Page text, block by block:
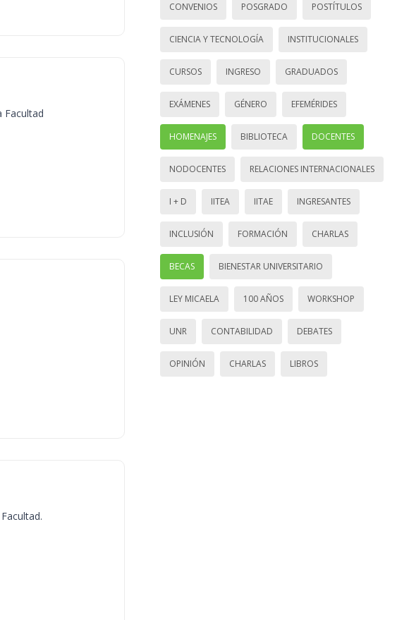
Facultad
CONVENIOS POSGRADO POSTÍTULOS
CIENCIA Y TECNOLOGÍA INSTITUCIONALES
CURSOS INGRESO GRADUADOS
EXÁMENES GÉNERO EFEMÉRIDES
HOMENAJES BIBLIOTECA DOCENTES
NODOCENTES RELACIONES INTERNACIONALES
I + D IITEA IITAE INGRESANTES
INCLUSIÓN FORMACIÓN CHARLAS
BECAS BIENESTAR UNIVERSITARIO
LEY MICAELA 100 AÑOS WORKSHOP
UNR CONTABILIDAD DEBATES
OPINIÓN CHARLAS LIBROS